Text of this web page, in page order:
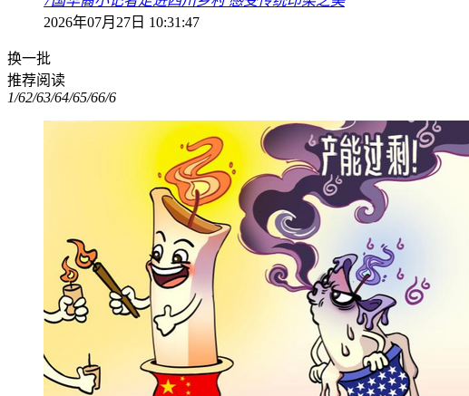
2026年07月27日 10:31:47
换一批
推荐阅读
1/62/63/64/65/66/6